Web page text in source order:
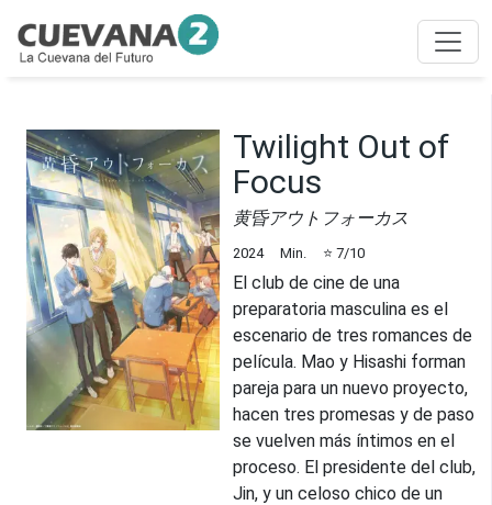
Twilight Out of
Focus
黄昏アウトフォーカス
2024 Min. ⭐ 7/10
El club de cine de una
preparatoria masculina es el
escenario de tres romances de
película. Mao y Hisashi forman
pareja para un nuevo proyecto,
hacen tres promesas y de paso
se vuelven más íntimos en el
proceso. El presidente del club,
Jin, y un celoso chico de un